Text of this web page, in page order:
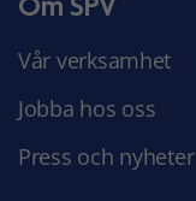
Vår verksamhet
Jobba hos oss
Press och nyheter